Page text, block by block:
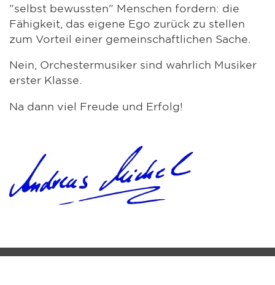
"selbst bewussten" Menschen fordern: die
Fähigkeit, das eigene Ego zurück zu stellen
zum Vorteil einer gemeinschaftlichen Sache.
Nein, Orchestermusiker sind wahrlich Musiker
erster Klasse.
Na dann viel Freude und Erfolg!